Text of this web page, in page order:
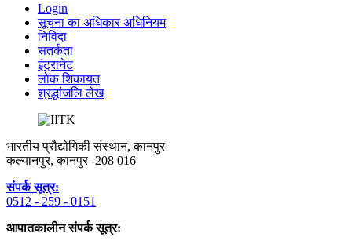
Login
सूचना का अधिकार अधिनियम
निविदा
सतर्कता
इंट्रानेट
लोक शिकायत
श्रद्धांजलि लेख
भारतीय प्रौद्योगिकी संस्थान, कानपुर
कल्यानपुर, कानपुर -208 016
संपर्क सूत्र:
0512 - 259 - 0151
आपातकालीन संपर्क सूत्र: